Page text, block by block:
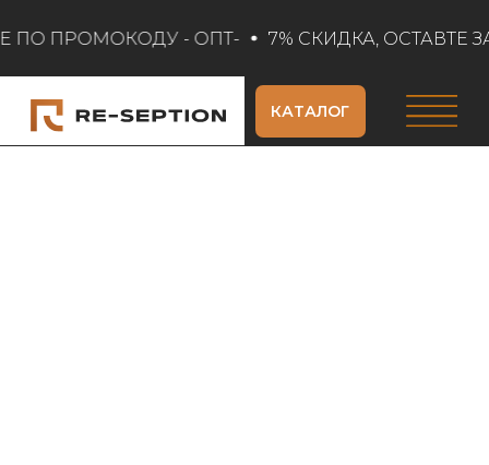
ПО ПРОМОКОДУ - ОПТ- 7% СКИДКА, ОСТАВТЕ
КАТАЛОГ